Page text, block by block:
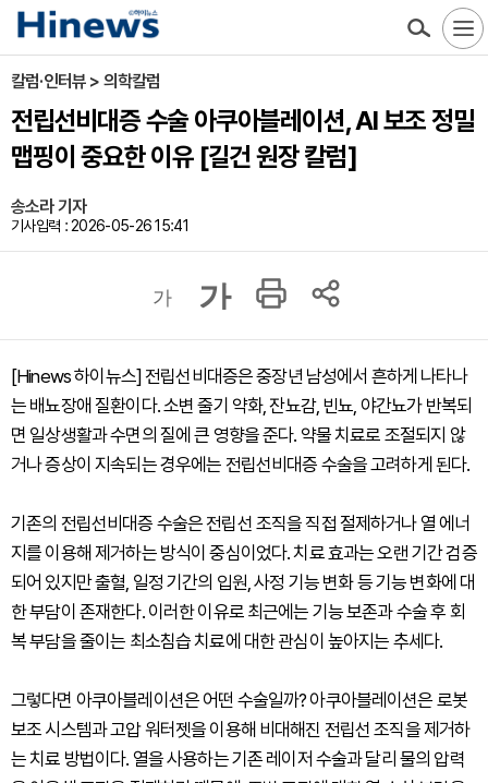
칼럼·인터뷰 > 의학칼럼
전립선비대증 수술 아쿠아블레이션, AI 보조 정밀
맵핑이 중요한 이유 [길건 원장 칼럼]
송소라 기자
기사입력 : 2026-05-26 15:41
가 가
[Hinews 하이뉴스] 전립선비대증은 중장년 남성에서 흔하게 나타나
는 배뇨장애 질환이다. 소변 줄기 약화, 잔뇨감, 빈뇨, 야간뇨가 반복되
면 일상생활과 수면의 질에 큰 영향을 준다. 약물 치료로 조절되지 않
거나 증상이 지속되는 경우에는 전립선비대증 수술을 고려하게 된다.
기존의 전립선비대증 수술은 전립선 조직을 직접 절제하거나 열 에너
지를 이용해 제거하는 방식이 중심이었다. 치료 효과는 오랜 기간 검증
되어 있지만 출혈, 일정 기간의 입원, 사정 기능 변화 등 기능 변화에 대
한 부담이 존재한다. 이러한 이유로 최근에는 기능 보존과 수술 후 회
복 부담을 줄이는 최소침습 치료에 대한 관심이 높아지는 추세다.
그렇다면 아쿠아블레이션은 어떤 수술일까? 아쿠아블레이션은 로봇
보조 시스템과 고압 워터젯을 이용해 비대해진 전립선 조직을 제거하
는 치료 방법이다. 열을 사용하는 기존 레이저 수술과 달리 물의 압력